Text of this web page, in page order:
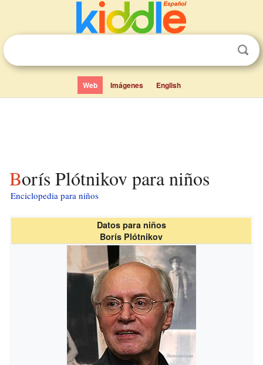
Web Imágenes English
Borís Plótnikov para niños
Enciclopedia para niños
Datos para niños
Borís Plótnikov